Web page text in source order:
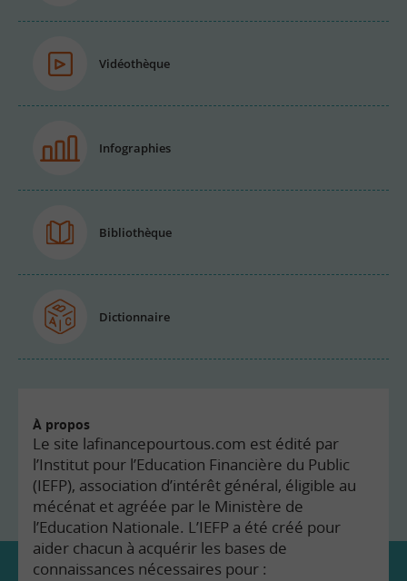
Vidéothèque
Infographies
Bibliothèque
Dictionnaire
À propos
Le site lafinancepourtous.com est édité par
l’Institut pour l’Education Financière du Public
(IEFP), association d’intérêt général, éligible au
mécénat et agréée par le Ministère de
l’Education Nationale. L’IEFP a été créé pour
aider chacun à acquérir les bases de
connaissances nécessaires pour :